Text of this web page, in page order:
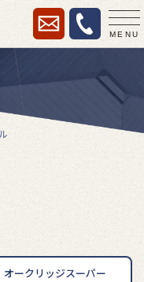
MENU
オークリッジスーパー